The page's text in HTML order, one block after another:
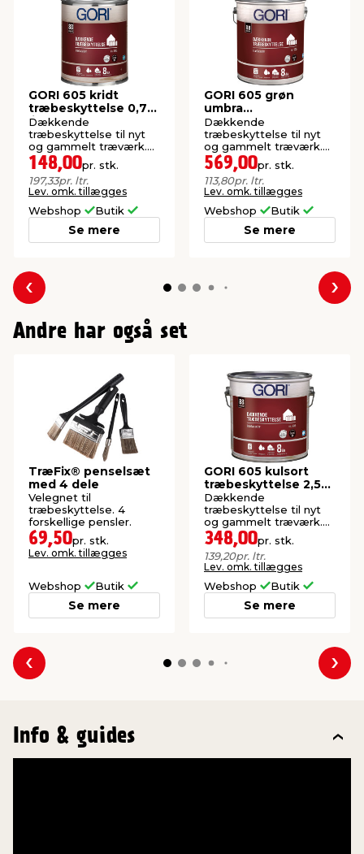
GORI 605 kridt
træbeskyttelse 0,75
liter
Dækkende
træbeskyttelse til nyt
og gammelt træværk.
Oliebaseret.
148,00pr. stk.
197,33pr. ltr.
Lev. omk. tillægges
Webshop Butik
Se mere
GORI 605 grøn
umbra
træbeskyttelse 5
liter
Dækkende
træbeskyttelse til nyt
og gammelt træværk.
Oliebaseret.
569,00pr. stk.
113,80pr. ltr.
Lev. omk. tillægges
Webshop Butik
Se mere
Forrige
Andre har også set
TræFix® penselsæt
med 4 dele
Velegnet til
træbeskyttelse. 4
forskellige pensler.
69,50pr. stk.
Lev. omk. tillægges
Webshop Butik
Se mere
GORI 605 kulsort
træbeskyttelse 2,5
liter
Dækkende
træbeskyttelse til nyt
og gammelt træværk.
Oliebaseret.
348,00pr. stk.
139,20pr. ltr.
Lev. omk. tillægges
Webshop Butik
Se mere
Forrige
Info & guides